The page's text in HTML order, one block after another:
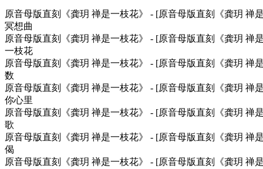
原音母版直刻《龚玥 禅是一枝花》 - [原音母版直刻《龚玥 禅
冥想曲
原音母版直刻《龚玥 禅是一枝花》 - [原音母版直刻《龚玥 禅
一枝花
原音母版直刻《龚玥 禅是一枝花》 - [原音母版直刻《龚玥 禅
数
原音母版直刻《龚玥 禅是一枝花》 - [原音母版直刻《龚玥 禅
你心里
原音母版直刻《龚玥 禅是一枝花》 - [原音母版直刻《龚玥 禅
歌
原音母版直刻《龚玥 禅是一枝花》 - [原音母版直刻《龚玥 禅
偈
原音母版直刻《龚玥 禅是一枝花》 - [原音母版直刻《龚玥 禅